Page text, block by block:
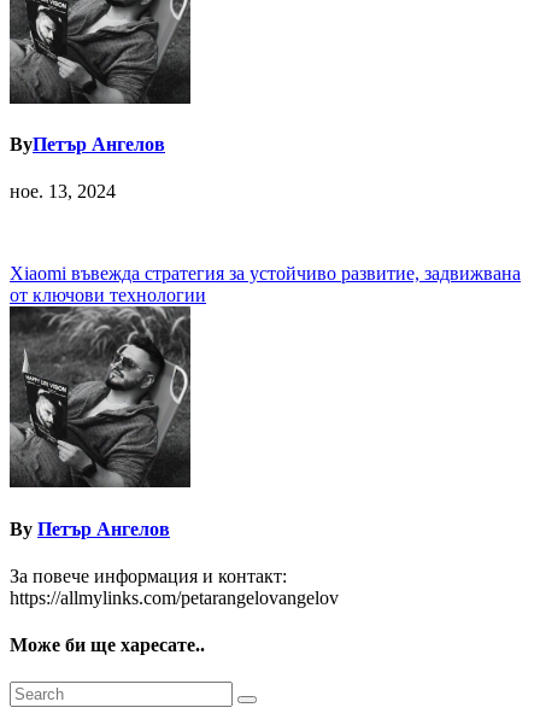
ByПетър Ангелов
ное. 13, 2024
Навигация
Xiaomi въвеждa стратегия за устойчиво развитие, задвижвана
от ключови технологии
By Петър Ангелов
За повече информация и контакт:
https://allmylinks.com/petarangelovangelov
Може би ще харесате..